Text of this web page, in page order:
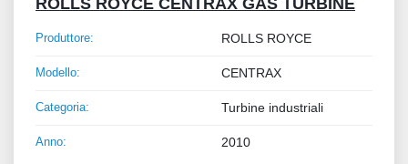
ROLLS ROYCE CENTRAX GAS TURBINE
Produttore: ROLLS ROYCE
Modello: CENTRAX
Categoria: Turbine industriali
Anno: 2010